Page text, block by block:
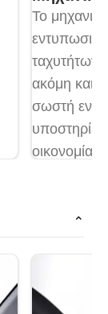
Το
ταχυτήτων
ακόμη και
σωστή
οικονομία